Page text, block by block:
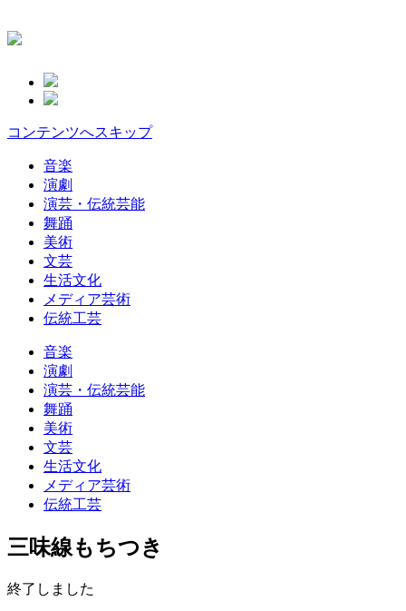
コンテンツへスキップ
音楽
演劇
演芸・伝統芸能
舞踊
美術
文芸
生活文化
メディア芸術
伝統工芸
音楽
演劇
演芸・伝統芸能
舞踊
美術
文芸
生活文化
メディア芸術
伝統工芸
三味線もちつき
終了しました